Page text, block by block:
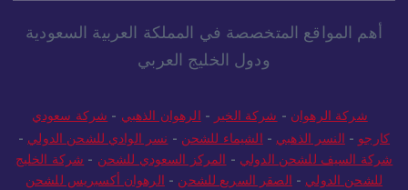
أهم المواقع المتخصصة في المملكة العربية السعودية
شركة الرهوان شركة الخير- الرهوان الذهبي-
شركة سعودي
كارجو -النسر الذهبي -الشيماء للشحن-نسر الوادي للشحن الدولي-
شركة السيف للشحن الدولي -المركز السعودي للشحن-شركة الخليج